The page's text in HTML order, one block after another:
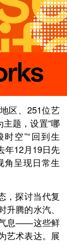
区、251位艺
题，设置“哪
时空”“回到生
年12月19日先
角呈现日常生
，探讨当代复
腾的水汽、
气息——这些鲜
艺术表达。展